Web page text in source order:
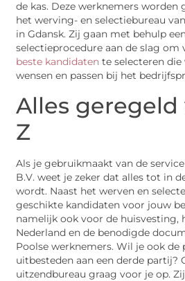
de kas. Deze werknemers worden
het werving- en selectiebureau
in Gdansk. Zij gaan met behulp
selectieprocedure aan de slag
beste kandidaten te selecteren
wensen en passen bij het
Alles geregeld
Z
Als je gebruikmaakt van de
B.V. weet je zeker dat alles tot in
wordt. Naast het werven en
geschikte kandidaten voor jouw
namelijk ook voor de huisvesting,
Nederland en de benodigde
Poolse werknemers. Wil je ook de
uitbesteden aan een derde partij?
uitzendbureau graag voor je op.